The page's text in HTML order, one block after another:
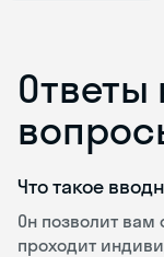
Ответы
Что такое
Он позволит вам
проходит